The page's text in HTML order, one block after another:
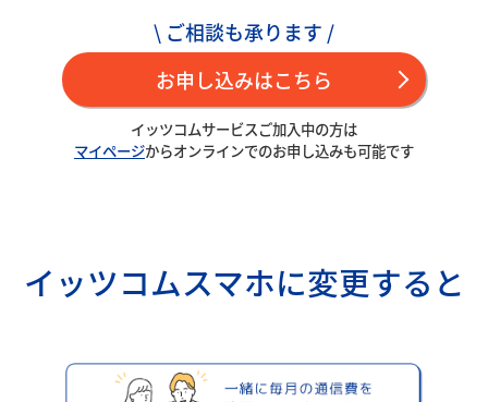
\ ご相談も承ります /
お申し込みはこちら
イッツコムサービスご加入中の方は
マイページからオンラインでのお申し込みも可能です
イッツコムスマホに変更すると